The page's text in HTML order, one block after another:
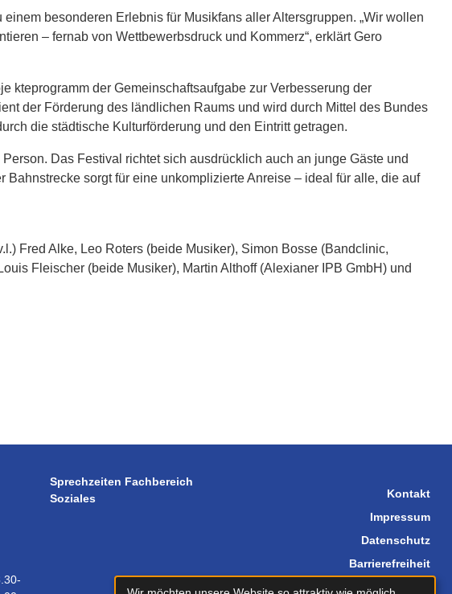
besonderen Erlebnis für Musikfans aller Altersgruppen. „Wir wollen
– fernab von Wettbewerbsdruck und Kommerz“, erklärt Gero
kteprogramm der Gemeinschaftsaufgabe zur Verbesserung der
der Förderung des ländlichen Raums und wird durch Mittel des Bundes
die städtische Kulturförderung und den Eintritt getragen.
Das Festival richtet sich ausdrücklich auch an junge Gäste und
sorgt für eine unkomplizierte Anreise – ideal für alle, die auf
Fred Alke, Leo Roters (beide Musiker), Simon Bosse (Bandclinic,
Fleischer (beide Musiker), Martin Althoff (Alexianer IPB GmbH) und
Sprechzeiten Fachbereich
Soziales
Kontakt
Impressum
Datenschutz
Barrierefreiheit
Sitemap